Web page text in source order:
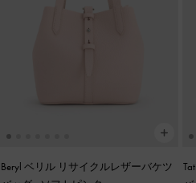
Beryl ベリル リサイクルレザーバケツ